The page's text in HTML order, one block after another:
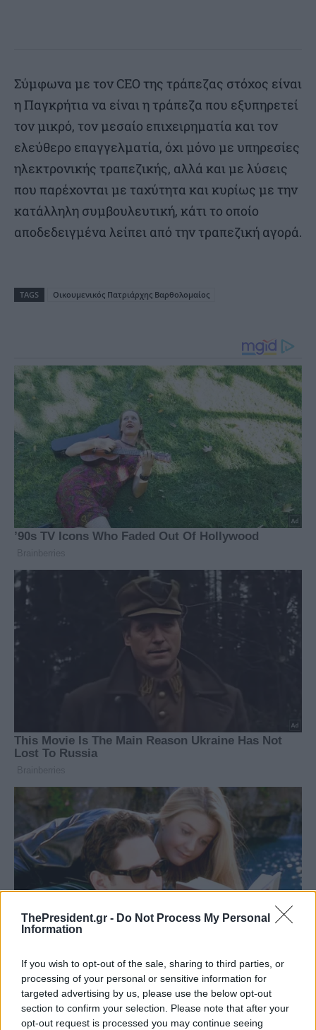
ThePresident.gr - Do Not Process My Personal
Information
If you wish to opt-out of the sale, sharing to third parties, or
processing of your personal or sensitive information for
targeted advertising by us, please use the below opt-out
section to confirm your selection. Please note that after your
opt-out request is processed you may continue seeing
Σύμφωνα με τον CEO της τράπεζας στόχος είναι
η Παγκρήτια να είναι η τράπεζα που εξυπηρετεί
τον μικρό, τον μεσαίο επιχειρηματία και τον
ελεύθερο επαγγελματία, όχι μόνο με υπηρεσίες
ηλεκτρονικής τραπεζικής, αλλά και με λύσεις
που παρέχονται με ταχύτητα και κυρίως με την
κατάλληλη συμβουλευτική, κάτι το οποίο
αποδεδειγμένα λείπει από την τραπεζική αγορά.
TAGS Οικουμενικός Πατριάρχης Βαρθολομαίος